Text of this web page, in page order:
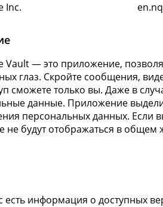
Inc.
Vault — это приложение,
глаз. Скройте сообщения,
сможете только вы. Даже в
данные. Приложение
персональных данных. Если
не будут отображаться в
есть информация о доступных